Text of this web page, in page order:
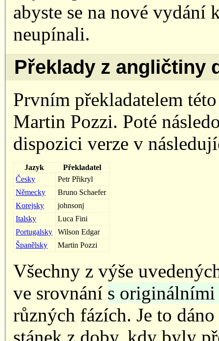
abyste se na nové
neupínali.
Překlady z angličtiny
Prvním překladatelem
Martin Pozzi. Poté
dispozici verze v
Jazyk
Překladatel
Česky
Petr Přikryl
Německy
Bruno Schaefer
Korejsky
johnsonj
Italsky
Luca Fini
Portugalsky
Wilson Edgar
Španělsky
Martin Pozzi
Všechny z výše
ve srovnání s originálními
různých fázích. Je to
stánek z doby, kdy byly